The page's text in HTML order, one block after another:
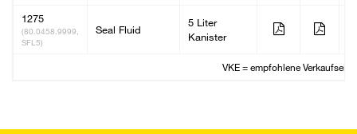
1275
(80.0458.9999,
SFL5)
Seal Fluid
5 Liter
Kanister
VKE = empfohlene